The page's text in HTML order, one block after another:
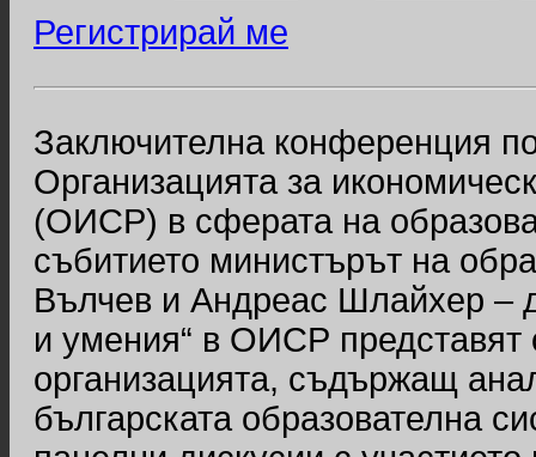
Регистрирай ме
Заключителна конференция
Организацията за
(ОИСР) в сферата на
събитието министърът на
Вълчев и Андреас Шлайхер –
и умения“ в ОИСР
организацията, съдържащ
българската образователна